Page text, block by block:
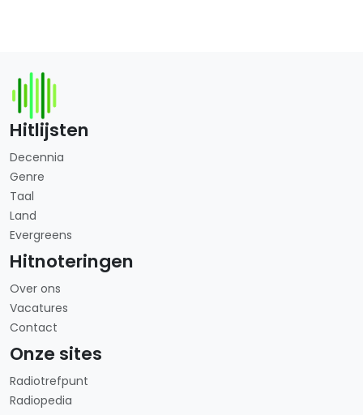
Hitlijsten
Decennia
Genre
Taal
Land
Evergreens
Hitnoteringen
Over ons
Vacatures
Contact
Onze sites
Radiotrefpunt
Radiopedia